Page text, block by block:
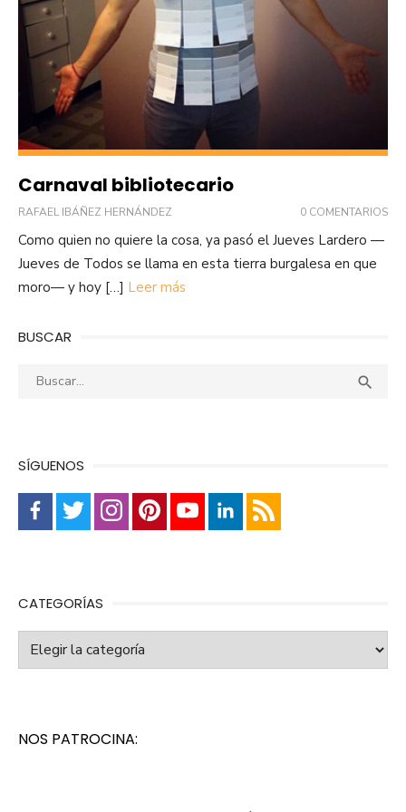
Carnaval bibliotecario
RAFAEL IBÁÑEZ HERNÁNDEZ 0 COMENTARIOS
Como quien no quiere la cosa, ya pasó el Jueves Lardero —
Jueves de Todos se llama en esta tierra burgalesa en que
moro— y hoy […] Leer más
BUSCAR
Buscar: 
SÍGUENOS
CATEGORÍAS
Categorías
NOS PATROCINA: